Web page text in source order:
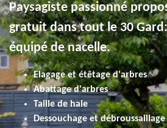
Paysagiste passionné
gratuit dans tout le 30
équipé de nacelle.
Elagage et étêtage d'arbres
Abattage d'arbres
Taille de haie
Dessouchage et débroussaillage